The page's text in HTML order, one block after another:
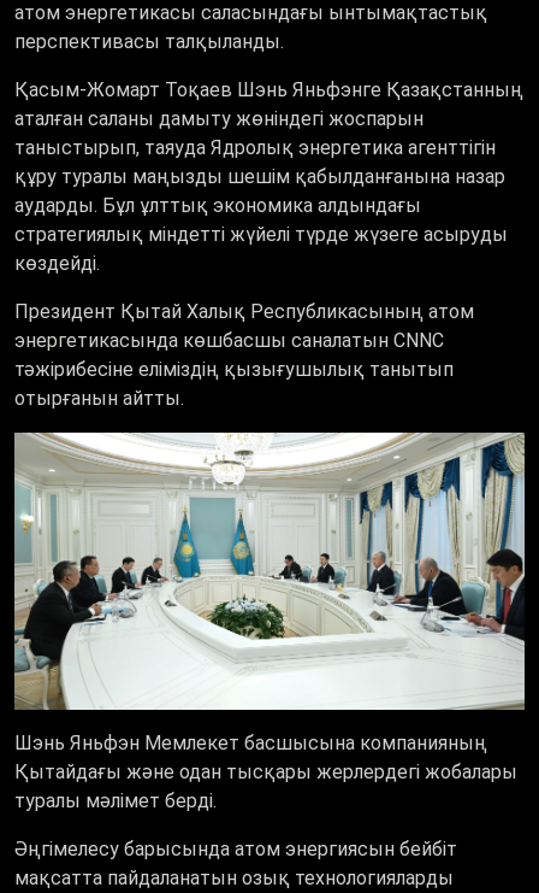
атом энергетикасы саласындағы ынтымақтастық
перспективасы талқыланды.
Қасым-Жомарт Тоқаев Шэнь Яньфэнге Қазақстанның
аталған саланы дамыту жөніндегі жоспарын
таныстырып, таяуда Ядролық энергетика агенттігін
құру туралы маңызды шешім қабылданғанына назар
аударды. Бұл ұлттық экономика алдындағы
стратегиялық міндетті жүйелі түрде жүзеге асыруды
көздейді.
Президент Қытай Халық Республикасының атом
энергетикасында көшбасшы саналатын CNNC
тәжірибесіне еліміздің қызығушылық танытып
отырғанын айтты.
Шэнь Яньфэн Мемлекет басшысына компанияның
Қытайдағы және одан тысқары жерлердегі жобалары
туралы мәлімет берді.
Әңгімелесу барысында атом энергиясын бейбіт
мақсатта пайдаланатын озық технологияларды